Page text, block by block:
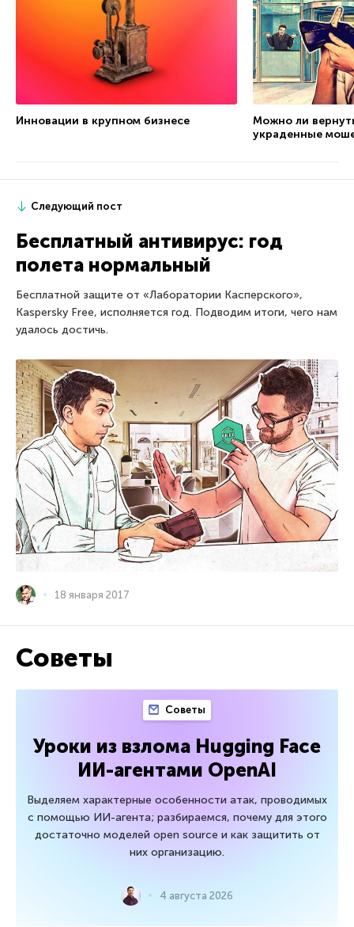
Инновации в крупном бизнесе
Можно ли
украденные
Следующий пост
Бесплатный антивирус: год
полета нормальный
Бесплатной защите от «Лаборатории Касперского»,
Kaspersky Free, исполняется год. Подводим итоги, чего нам
удалось достичь.
18 января 2017
Советы
Советы
Уроки из взлома Hugging Face
ИИ-агентами OpenAI
Выделяем характерные особенности атак, проводимых
с помощью ИИ-агента; разбираемся, почему для этого
достаточно моделей open source и как защитить от
них организацию.
4 августа 2026